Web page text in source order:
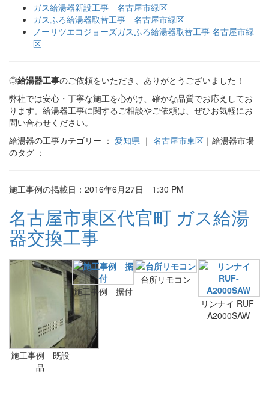
ガス給湯器新設工事 名古屋市緑区
ガスふろ給湯器取替工事 名古屋市緑区
ノーリツエコジョーズガスふろ給湯器取替工事 名古屋市緑
区
◎給湯器工事のご依頼をいただき、ありがとうございました！
弊社では安心・丁寧な施工を心がけ、確かな品質でお応えしてお
ります。給湯器工事に関するご相談やご依頼は、ぜひお気軽にお
問い合わせください。
給湯器の工事カテゴリー ： 愛知県 ｜ 名古屋市東区 ｜給湯器市場
のタグ ：
施工事例の掲載日：2016年6月27日 1:30 PM
名古屋市東区代官町 ガス給湯
器交換工事
施工事例 既設
品
施工事例 据付
台所リモコン
リンナイ RUF-
A2000SAW